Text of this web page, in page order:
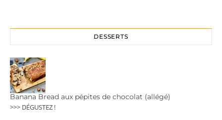
DESSERTS
Banana Bread aux pépites de chocolat (allégé)
>>> DÉGUSTEZ !